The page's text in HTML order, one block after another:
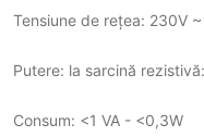
Tensiune de rețea: 230V
Putere: la sarcină
Consum: <1 VA - <0,3W